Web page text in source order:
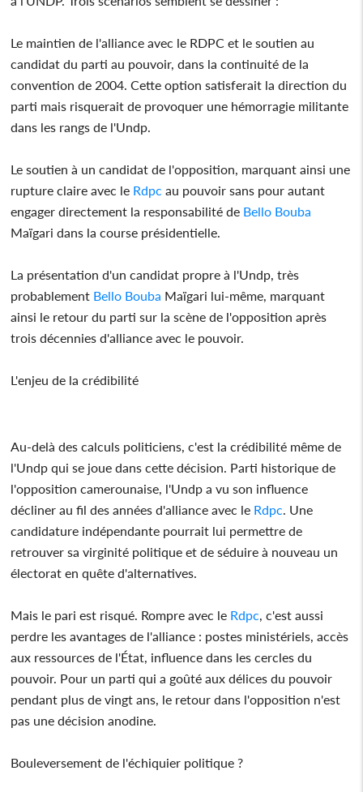
Le maintien de l'alliance avec le RDPC et le soutien au
candidat du parti au pouvoir, dans la continuité de la
convention de 2004. Cette option satisferait la direction du
parti mais risquerait de provoquer une hémorragie militante
dans les rangs de l'Undp.
Le soutien à un candidat de l'opposition, marquant ainsi une
rupture claire avec le Rdpc au pouvoir sans pour autant
engager directement la responsabilité de Bello Bouba
Maïgari dans la course présidentielle.
La présentation d'un candidat propre à l'Undp, très
probablement Bello Bouba Maïgari lui-même, marquant
ainsi le retour du parti sur la scène de l'opposition après
trois décennies d'alliance avec le pouvoir.
L'enjeu de la crédibilité
Au-delà des calculs politiciens, c'est la crédibilité même de
l'Undp qui se joue dans cette décision. Parti historique de
l'opposition camerounaise, l'Undp a vu son influence
décliner au fil des années d'alliance avec le Rdpc. Une
candidature indépendante pourrait lui permettre de
retrouver sa virginité politique et de séduire à nouveau un
électorat en quête d'alternatives.
Mais le pari est risqué. Rompre avec le Rdpc, c'est aussi
perdre les avantages de l'alliance : postes ministériels, accès
aux ressources de l'État, influence dans les cercles du
pouvoir. Pour un parti qui a goûté aux délices du pouvoir
pendant plus de vingt ans, le retour dans l'opposition n'est
pas une décision anodine.
Bouleversement de l'échiquier politique ?